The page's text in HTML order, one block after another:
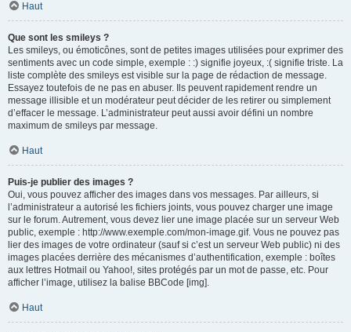
Haut
Que sont les smileys ?
Les smileys, ou émoticônes, sont de petites images utilisées pour exprimer des
sentiments avec un code simple, exemple : :) signifie joyeux, :( signifie triste. La
liste complète des smileys est visible sur la page de rédaction de message.
Essayez toutefois de ne pas en abuser. Ils peuvent rapidement rendre un
message illisible et un modérateur peut décider de les retirer ou simplement
d’effacer le message. L’administrateur peut aussi avoir défini un nombre
maximum de smileys par message.
Haut
Puis-je publier des images ?
Oui, vous pouvez afficher des images dans vos messages. Par ailleurs, si
l’administrateur a autorisé les fichiers joints, vous pouvez charger une image
sur le forum. Autrement, vous devez lier une image placée sur un serveur Web
public, exemple : http://www.exemple.com/mon-image.gif. Vous ne pouvez pas
lier des images de votre ordinateur (sauf si c’est un serveur Web public) ni des
images placées derrière des mécanismes d’authentification, exemple : boîtes
aux lettres Hotmail ou Yahoo!, sites protégés par un mot de passe, etc. Pour
afficher l’image, utilisez la balise BBCode [img].
Haut